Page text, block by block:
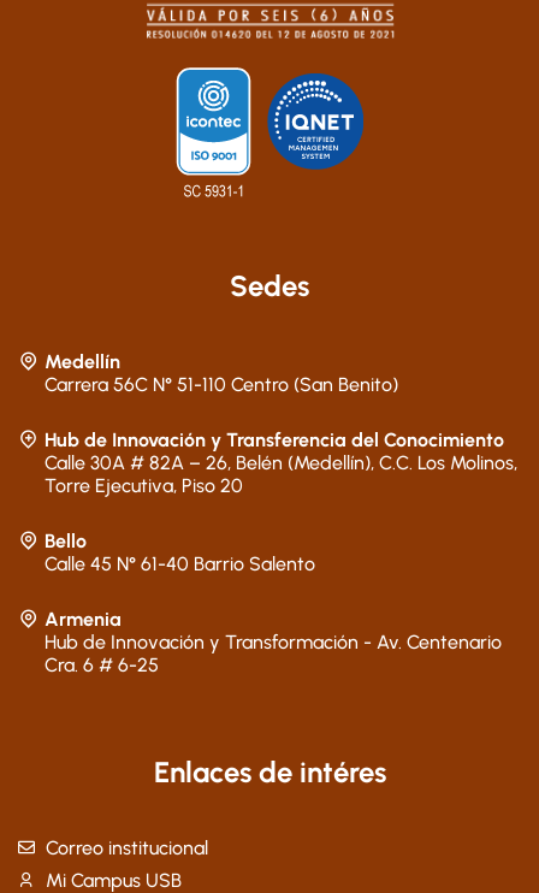
Sedes
Medellín
Carrera 56C N° 51-110 Centro (San Benito)
Hub de Innovación y Transferencia del Conocimiento
Calle 30A # 82A – 26, Belén (Medellín), C.C. Los Molinos,
Torre Ejecutiva, Piso 20
Bello
Calle 45 N° 61-40 Barrio Salento
Armenia
Hub de Innovación y Transformación - Av. Centenario
Cra. 6 # 6-25
Enlaces de intéres
Correo institucional
Mi Campus USB